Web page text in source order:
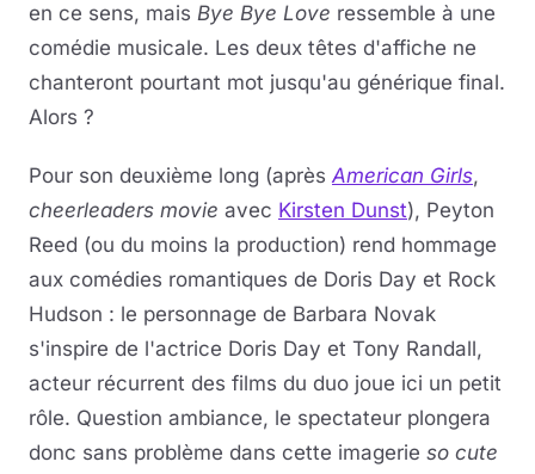
en ce sens, mais Bye Bye Love ressemble à une
comédie musicale. Les deux têtes d'affiche ne
chanteront pourtant mot jusqu'au générique final.
Alors ?
Pour son deuxième long (aprèsAmerican Girls,
cheerleaders movie avec Kirsten Dunst), Peyton
Reed (ou du moins la production) rend hommage
aux comédies romantiques de Doris Day et Rock
Hudson : le personnage de Barbara Novak
s'inspire de l'actrice Doris Day et Tony Randall,
acteur récurrent des films du duo joue ici un petit
rôle. Question ambiance, le spectateur plongera
donc sans problème dans cette imagerie so cute